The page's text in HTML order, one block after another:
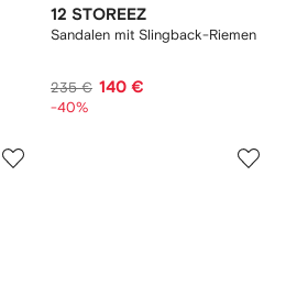
12 STOREEZ
Sandalen mit Slingback-Riemen
235 € 140 €
-40%